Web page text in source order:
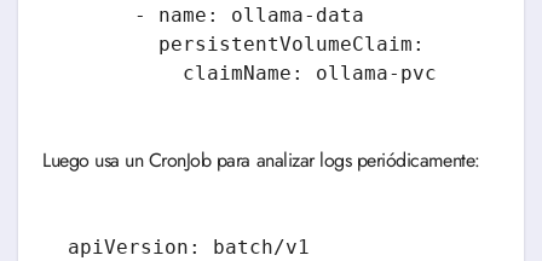
      - name: ollama-data
        persistentVolumeClaim:
Luego usa un CronJob para analizar logs periódicamente:
apiVersion: batch/v1